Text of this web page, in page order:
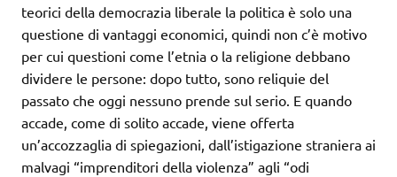
teorici della democrazia liberale la politica è solo una
questione di vantaggi economici, quindi non c’è motivo
per cui questioni come l’etnia o la religione debbano
dividere le persone: dopo tutto, sono reliquie del
passato che oggi nessuno prende sul serio. E quando
accade, come di solito accade, viene offerta
un’accozzaglia di spiegazioni, dall’istigazione straniera ai
malvagi “imprenditori della violenza” agli “odi